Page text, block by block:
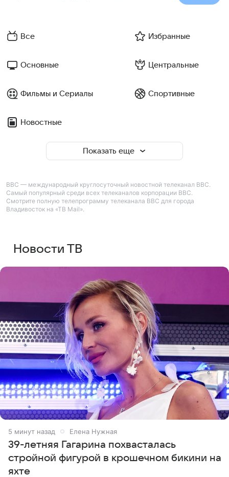
Все Избранные
Основные Центральные
Фильмы и Сериалы Спортивные
Новостные
Показать еще
BBC — международный круглосуточный новостной телеканал BBC.
Самый популярный среди всех телеканалов корпорации BBC.
Смотрите полную телепрограмму телеканала BBC для города
Владивосток на «ТВ Mail».
Новости ТВ
5 минут назад Елена Нужная
39-летняя Гагарина похвасталась
стройной фигурой в крошечном бикини на
яхте